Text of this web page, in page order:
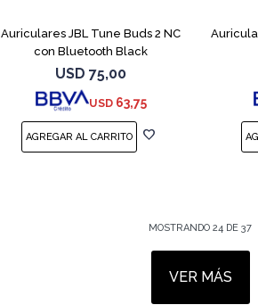
Auriculares JBL Tune Buds 2 NC
con Bluetooth Black
USD 75,00
USD 63,75
MOSTRANDO24 DE37
VER MÁS